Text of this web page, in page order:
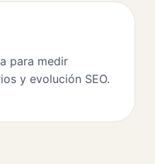
para medir
y evolución SEO.